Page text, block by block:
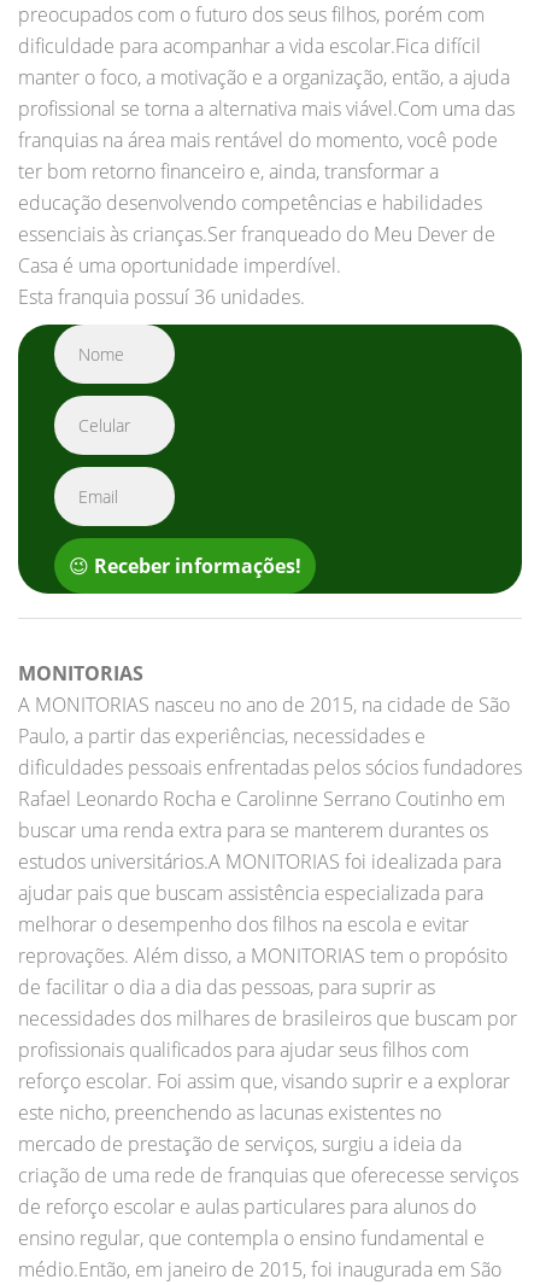
preocupados com o futuro dos seus filhos, porém com
dificuldade para acompanhar a vida escolar.Fica difícil
manter o foco, a motivação e a organização, então, a ajuda
profissional se torna a alternativa mais viável.Com uma das
franquias na área mais rentável do momento, você pode
ter bom retorno financeiro e, ainda, transformar a
educação desenvolvendo competências e habilidades
essenciais às crianças.Ser franqueado do Meu Dever de
Casa é uma oportunidade imperdível.
Esta franquia possuí 36 unidades.
😉 Receber informações!
MONITORIAS
A MONITORIAS nasceu no ano de 2015, na cidade de São
Paulo, a partir das experiências, necessidades e
dificuldades pessoais enfrentadas pelos sócios fundadores
Rafael Leonardo Rocha e Carolinne Serrano Coutinho em
buscar uma renda extra para se manterem durantes os
estudos universitários.A MONITORIAS foi idealizada para
ajudar pais que buscam assistência especializada para
melhorar o desempenho dos filhos na escola e evitar
reprovações. Além disso, a MONITORIAS tem o propósito
de facilitar o dia a dia das pessoas, para suprir as
necessidades dos milhares de brasileiros que buscam por
profissionais qualificados para ajudar seus filhos com
reforço escolar. Foi assim que, visando suprir e a explorar
este nicho, preenchendo as lacunas existentes no
mercado de prestação de serviços, surgiu a ideia da
criação de uma rede de franquias que oferecesse serviços
de reforço escolar e aulas particulares para alunos do
ensino regular, que contempla o ensino fundamental e
médio.Então, em janeiro de 2015, foi inaugurada em São